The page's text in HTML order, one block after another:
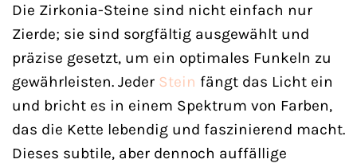
Die Zirkonia-Steine sind nicht einfach nur
Zierde; sie sind sorgfältig ausgewählt und
präzise gesetzt, um ein optimales Funkeln zu
gewährleisten. Jeder Stein fängt das Licht ein
und bricht es in einem Spektrum von Farben,
das die Kette lebendig und faszinierend macht.
Dieses subtile, aber dennoch auffällige